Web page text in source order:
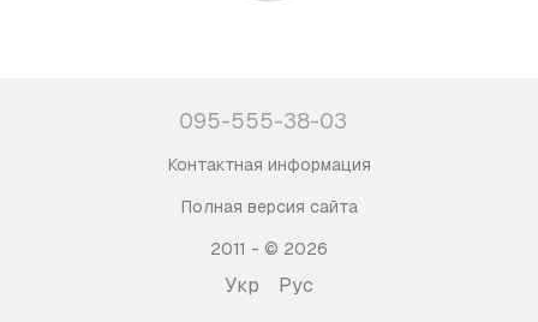
095-555-38-03
Контактная информация
Полная версия сайта
2011 - © 2026
Укр Рус